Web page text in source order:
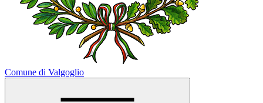
Comune di Valgoglio